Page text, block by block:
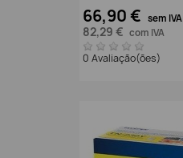
66,90 € sem IVA
82,29 € com IVA
0 Avaliação(ões)